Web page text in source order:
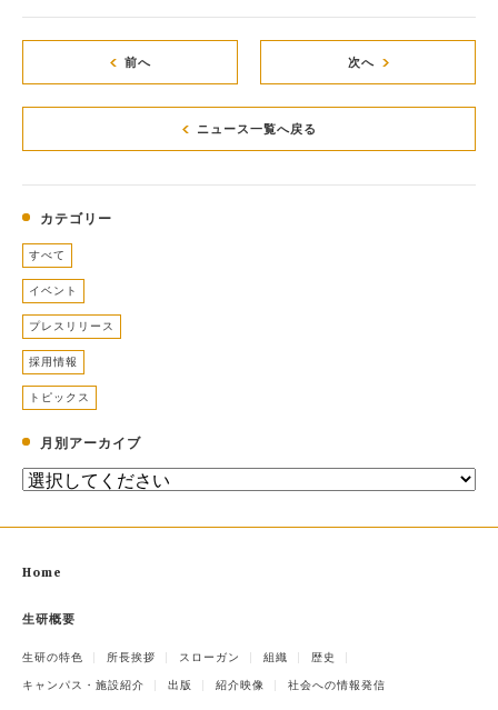
前へ 次へ
ニュース一覧へ戻る
カテゴリー
すべて
イベント
プレスリリース
採用情報
トピックス
月別アーカイブ
Home
生研概要
生研の特色 所長挨拶 スローガン 組織 歴史
キャンパス・施設紹介 出版 紹介映像 社会への情報発信